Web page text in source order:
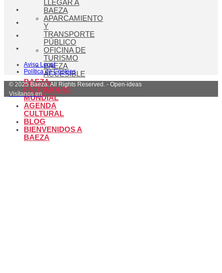
LLEGAR A
BAEZA
APARCAMIENTO
Y
TRANSPORTE
PÚBLICO
OFICINA DE
TURISMO
BAEZA
ACCESIBLE
BAEZA,
PATRIMONIO
MUNDIAL
AGENDA
CULTURAL
BLOG
BIENVENIDOS A
BAEZA
Aviso Legal
Política de Cookies
© 2025 Baeza. All Rights Reserved. - Open-ideas
Visítanos en